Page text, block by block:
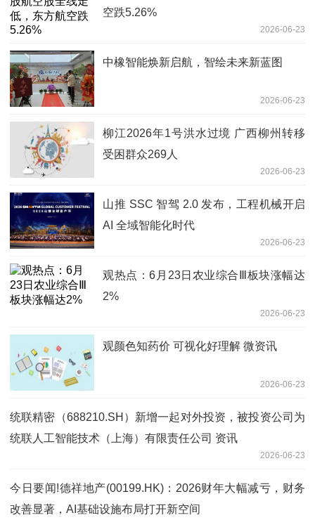
空跌5.26%
2026-06-23
中橡智能焕新启航，智绘未来新蓝图
2026-06-23
柳江2026年1号洪水过境 广西柳州转移
受困群众269人
2026-06-23
山推 SSC 智驾 2.0 发布，工程机械开启
AI 全域智能化时代
2026-06-23
观热点：6月23日农业综合Ⅲ板块涨幅达
2%
2026-06-23
观颜色知药价 可视化好理解 微资讯
2026-06-23
统联精密（688210.SH）新增一起对外投资，被投资公司为
统联人工智能技术（上海）有限责任公司 资讯
2026-06-23
今日要闻!德祥地产(00199.HK)：2026财年大幅减亏，财务
改善显著，AI基础设施布局打开新空间